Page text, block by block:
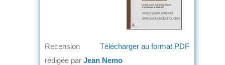
Télécharger au format PDF
Recension
rédigée par Jean Nemo